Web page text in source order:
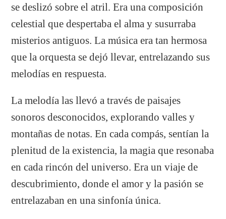
se deslizó sobre el atril. Era una composición
celestial que despertaba el alma y susurraba
misterios antiguos. La música era tan hermosa
que la orquesta se dejó llevar, entrelazando sus
melodías en respuesta.
La melodía las llevó a través de paisajes
sonoros desconocidos, explorando valles y
montañas de notas. En cada compás, sentían la
plenitud de la existencia, la magia que resonaba
en cada rincón del universo. Era un viaje de
descubrimiento, donde el amor y la pasión se
entrelazaban en una sinfonía única.